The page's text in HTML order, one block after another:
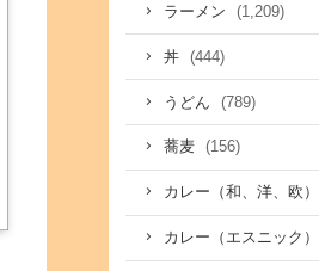
ラーメン (1,209)
丼 (444)
うどん (789)
蕎麦 (156)
カレー（和、洋、欧）
カレー（エスニック）